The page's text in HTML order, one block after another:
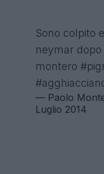
Sono colpito
neymar dopo
montero
— Paolo
Luglio 2014